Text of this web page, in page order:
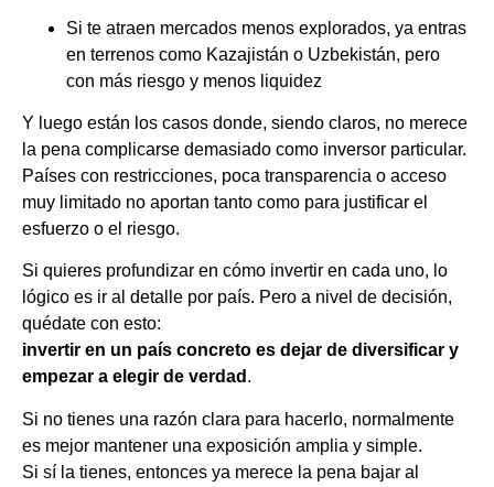
Si te atraen mercados menos explorados, ya entras
en terrenos como Kazajistán o Uzbekistán, pero
con más riesgo y menos liquidez
Y luego están los casos donde, siendo claros, no merece
la pena complicarse demasiado como inversor particular.
Países con restricciones, poca transparencia o acceso
muy limitado no aportan tanto como para justificar el
esfuerzo o el riesgo.
Si quieres profundizar en cómo invertir en cada uno, lo
lógico es ir al detalle por país. Pero a nivel de decisión,
quédate con esto:
invertir en un país concreto es dejar de diversificar y
empezar a elegir de verdad .
Si no tienes una razón clara para hacerlo, normalmente
es mejor mantener una exposición amplia y simple.
Si sí la tienes, entonces ya merece la pena bajar al